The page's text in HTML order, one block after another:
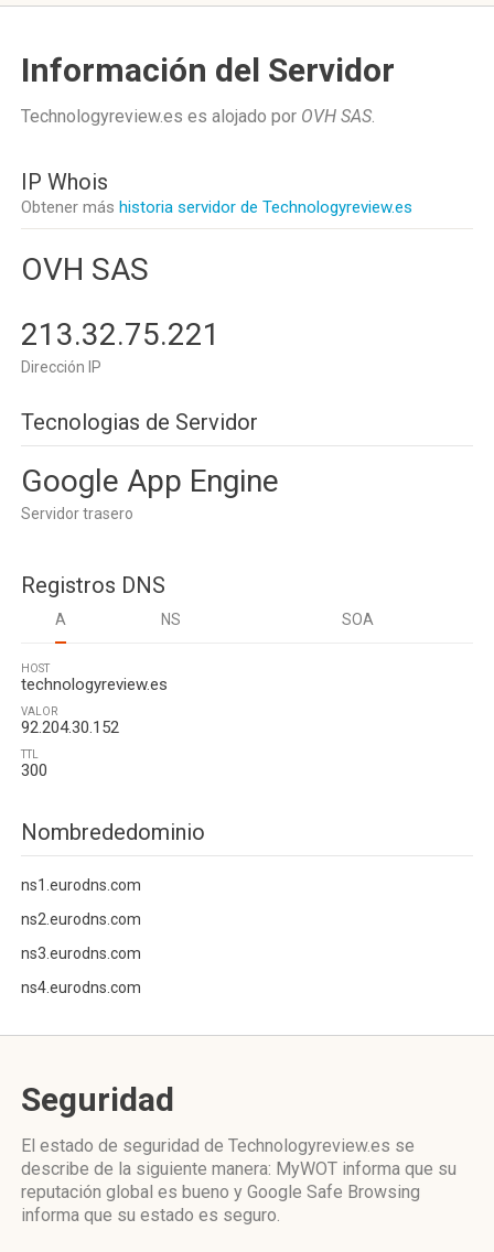
Información del Servidor
Technologyreview.es es alojado por OVH SAS.
IP Whois
Obtener más historia servidor de Technologyreview.es
OVH SAS
213.32.75.221
Dirección IP
Tecnologias de Servidor
Google App Engine
Servidor trasero
Registros DNS
A NS SOA
HOST
technologyreview.es
VALOR
92.204.30.152
TTL
300
Nombrededominio
ns1.eurodns.com
ns2.eurodns.com
ns3.eurodns.com
ns4.eurodns.com
Seguridad
El estado de seguridad de Technologyreview.es se
describe de la siguiente manera: MyWOT informa que su
reputación global es bueno y Google Safe Browsing
informa que su estado es seguro.